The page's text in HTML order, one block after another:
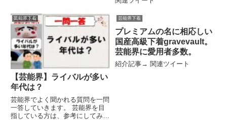
芸能界下着
【芸能界】ライバルが多い
年代は？
芸能界でよく聞かれる質問を一問
一答していきます。 芸能界を目
指している方は、参考にしてみて
芸能界下着
プレミアムの名に相応しい
国産高級下着gravevault。
芸能界に愛用者多数。
紹介記事→ 関連ツイート